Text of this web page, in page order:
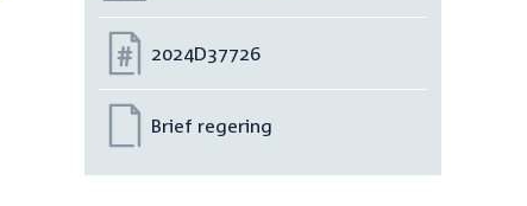
Nummer:
2024D37726
Brief regering